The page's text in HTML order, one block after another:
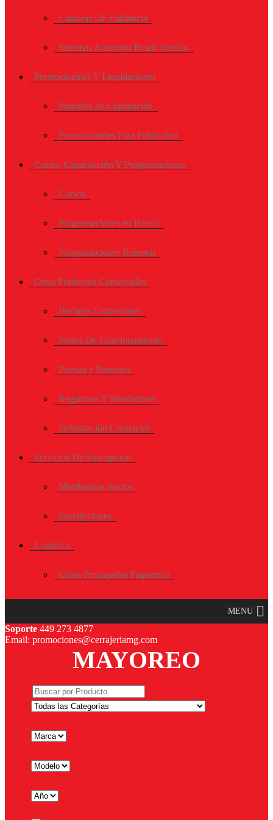
Cámaras De Vigilancia
Sistemas Antirrobo Retail Tiendas
Promocionales Y Liquidaciones
Paquetes de Liquidación
Promocionales Para Publicidad
Cursos Capacitación Y Programaciones
Cursos
Programaciones en Banco
Programaciones Remotas
Otros Productos Comerciales
Herrajes Comerciales
Postes De Estacionamiento
Puertas y Portónes
Regatones Y Niveladores
Señalización Comercial
Servicios De Suscripción
Membresías Socios
Suscripciones
Logística
Guías Prepagadas Paquetería
MENU
Soporte 449 273 4877
Email: promociones@cerrajeriamg.com
MAYOREO